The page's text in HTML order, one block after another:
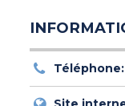
Téléphone: